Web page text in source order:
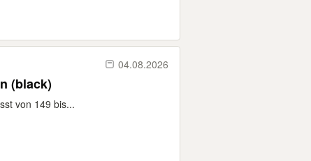
04.08.2026
(black)
von 149 bis...